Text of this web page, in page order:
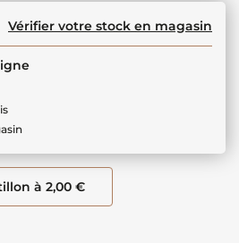
Vérifier votre stock en magasin
à 2,00 €